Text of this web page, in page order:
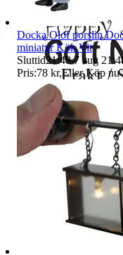
Docka Olof porslin
miniatyr Kök Vit
Sluttid21:48 7 aug
Pris:78 kr,Eller Köp nu